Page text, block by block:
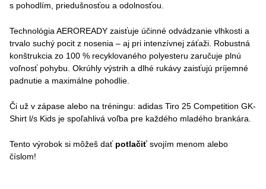
s pohodlím, priedušnosťou a odolnosťou.
Technológia AEROREADY zaisťuje účinné odvádzanie vlhkosti a
trvalo suchý pocit z nosenia – aj pri intenzívnej záťaži. Robustná
konštrukcia zo 100 % recyklovaného polyesteru zaručuje plnú
voľnosť pohybu. Okrúhly výstrih a dlhé rukávy zaisťujú príjemné
padnutie a maximálne pohodlie.
Či už v zápase alebo na tréningu: adidas Tiro 25 Competition GK-
Shirt l/s Kids je spoľahlivá voľba pre každého mladého brankára.
Tento výrobok si môžeš dať potlačiť svojím menom alebo
číslom!